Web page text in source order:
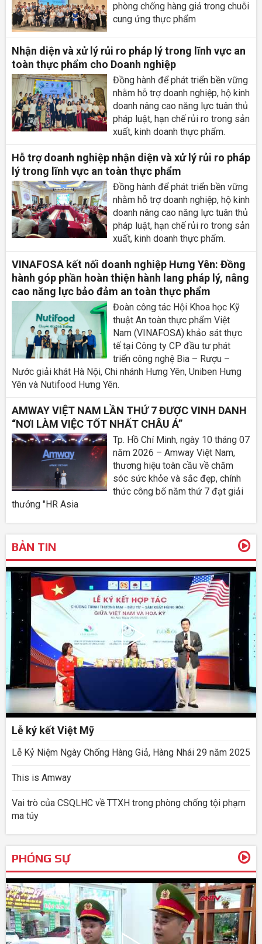
phòng chống hàng giả trong chuỗi
cung ứng thực phẩm
Nhận diện và xử lý rủi ro pháp lý trong lĩnh vực an
toàn thực phẩm cho Doanh nghiệp
Đồng hành để phát triển bền vững
nhằm hỗ trợ doanh nghiệp, hộ kinh
doanh nâng cao năng lực tuân thủ
pháp luật, hạn chế rủi ro trong sản
xuất, kinh doanh thực phẩm.
Hỗ trợ doanh nghiệp nhận diện và xử lý rủi ro pháp
lý trong lĩnh vực an toàn thực phẩm
Đồng hành để phát triển bền vững
nhằm hỗ trợ doanh nghiệp, hộ kinh
doanh nâng cao năng lực tuân thủ
pháp luật, hạn chế rủi ro trong sản
xuất, kinh doanh thực phẩm.
VINAFOSA kết nối doanh nghiệp Hưng Yên: Đồng
hành góp phần hoàn thiện hành lang pháp lý, nâng
cao năng lực bảo đảm an toàn thực phẩm
Đoàn công tác Hội Khoa học Kỹ
thuật An toàn thực phẩm Việt
Nam (VINAFOSA) khảo sát thực
tế tại Công ty CP đầu tư phát
triển công nghệ Bia – Rượu –
Nước giải khát Hà Nội, Chi nhánh Hưng Yên, Uniben Hưng
Yên và Nutifood Hưng Yên.
AMWAY VIỆT NAM LẦN THỨ 7 ĐƯỢC VINH DANH
“NƠI LÀM VIỆC TỐT NHẤT CHÂU Á”
Tp. Hồ Chí Minh, ngày 10 tháng 07
năm 2026 – Amway Việt Nam,
thương hiệu toàn cầu về chăm
sóc sức khỏe và sắc đẹp, chính
thức công bố năm thứ 7 đạt giải
thưởng "HR Asia
BẢN TIN
Lễ ký kết Việt Mỹ
Lễ Kỷ Niệm Ngày Chống Hàng Giả, Hàng Nhái 29 năm 2025
This is Amway
Vai trò của CSQLHC về TTXH trong phòng chống tội phạm
ma túy
PHÓNG SỰ